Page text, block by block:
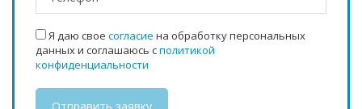
Я даю свое согласие на обработку персональных
данных и соглашаюсь сполитикой
конфиденциальности